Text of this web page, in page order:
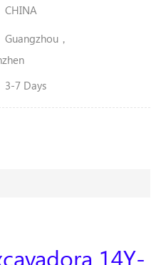
CHINA
Guangzhou，
3-7 Days
14Y-